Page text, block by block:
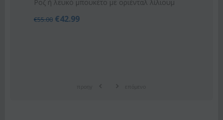
Ροζ ή λευκό μπουκέτο με οριένταλ λίλιουμ
55.00 €42.99